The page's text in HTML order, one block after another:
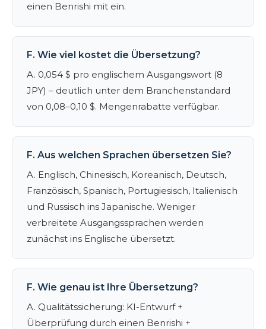
einen Benrishi mit ein.
F. Wie viel kostet die Übersetzung?
A. 0,054 $ pro englischem Ausgangswort (8
JPY) – deutlich unter dem Branchenstandard
von 0,08–0,10 $. Mengenrabatte verfügbar.
F. Aus welchen Sprachen übersetzen Sie?
A. Englisch, Chinesisch, Koreanisch, Deutsch,
Französisch, Spanisch, Portugiesisch, Italienisch
und Russisch ins Japanische. Weniger
verbreitete Ausgangssprachen werden
zunächst ins Englische übersetzt.
F. Wie genau ist Ihre Übersetzung?
A. Qualitätssicherung: KI-Entwurf +
Überprüfung durch einen Benrishi +